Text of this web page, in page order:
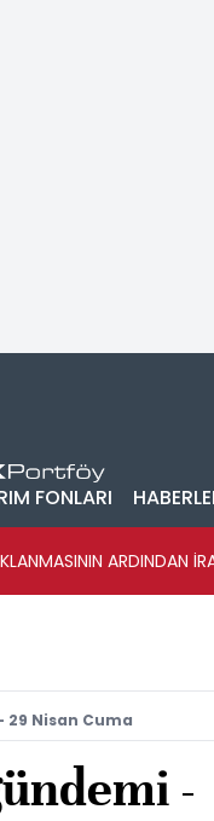
FONLARI
ARDINDAN
Nisan Cuma
-